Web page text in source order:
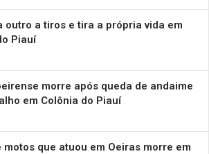
outro a tiros e tira a própria vida em
Piauí
morre após queda de andaime
em Colônia do Piauí
motos que atuou em Oeiras morre em